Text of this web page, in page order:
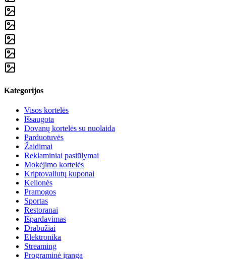
Kategorijos
Visos kortelės
Išsaugota
Dovanų kortelės su nuolaida
Parduotuvės
Žaidimai
Reklaminiai pasiūlymai
Mokėjimo kortelės
Kriptovaliutų kuponai
Kelionės
Pramogos
Sportas
Restoranai
Išpardavimas
Drabužiai
Elektronika
Streaming
Programinė įranga